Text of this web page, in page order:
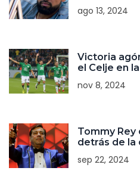
ago 13, 2024
Victoria
el Celje en
nov 8, 2024
Tommy Rey
detrás de la
Rey
sep 22, 2024